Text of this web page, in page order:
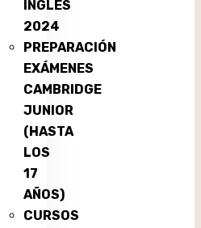
INGLÉS
2024
PREPARACIÓN
EXÁMENES
CAMBRIDGE
JUNIOR
(HASTA
LOS
17
AÑOS)
CURSOS